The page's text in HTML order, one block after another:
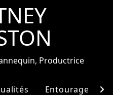
Productrice
Entourage chevron_right